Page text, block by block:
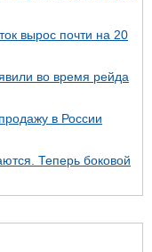
вырос почти на 20
во время рейда
в России
Теперь боковой